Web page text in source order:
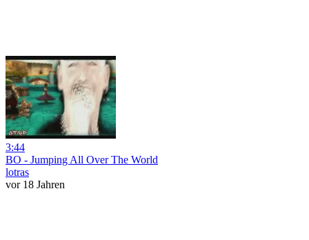
3:44
BO - Jumping All Over The World
lotras
vor 18 Jahren